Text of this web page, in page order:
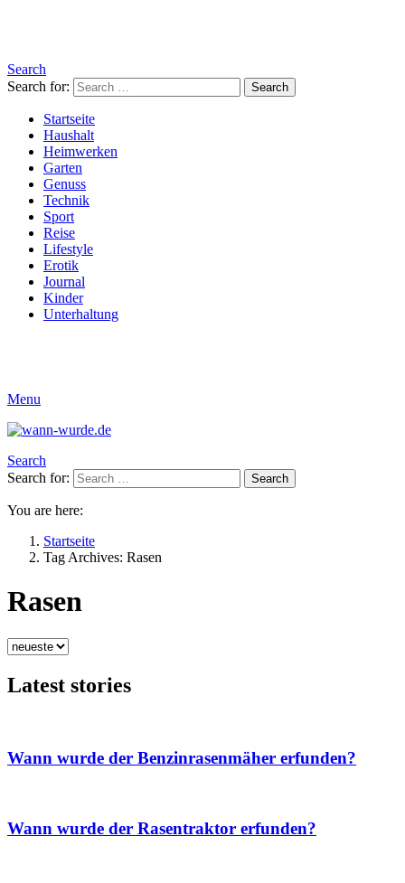
Search
Search for:
Search
Startseite
Haushalt
Heimwerken
Garten
Genuss
Technik
Sport
Reise
Lifestyle
Erotik
Journal
Kinder
Unterhaltung
Menu
Search
Search for:
Search
You are here:
Startseite
Tag Archives: Rasen
Rasen
Latest stories
Wann wurde der Benzinrasenmäher erfunden?
Wann wurde der Rasentraktor erfunden?